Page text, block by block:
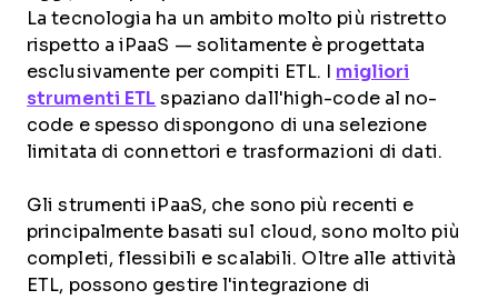
La tecnologia ha un ambito molto più ristretto
rispetto a iPaaS — solitamente è progettata
esclusivamente per compiti ETL. I migliori
strumenti ETL spaziano dall'high-code al no-
code e spesso dispongono di una selezione
limitata di connettori e trasformazioni di dati.
Gli strumenti iPaaS, che sono più recenti e
principalmente basati sul cloud, sono molto più
completi, flessibili e scalabili. Oltre alle attività
ETL, possono gestire l'integrazione di